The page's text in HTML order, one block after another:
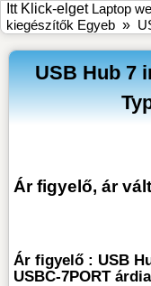
Itt Klick-elget Laptop
kiegészítők Egyeb »
USB Hub 7
Ár figyelő, ár
Ár figyelő : USB
USBC-7PORT